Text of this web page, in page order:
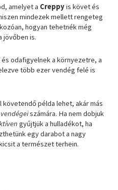
amelyet a Creppyis követ és
mindezek mellett rengeteg
hogyan tehetnék még
jövőben is.
odafigyelnek a környezetre, a
több ezer vendég felé is
példa lehet, akár más
vendégeiszámára. Ha nem dobjuk
gyűjtjük a hulladékot, ha
egy darabot a nagy
a természet terhein.